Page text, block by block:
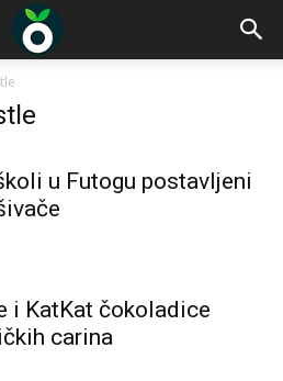
u Futogu postavljeni
i KatKat čokoladice
carina